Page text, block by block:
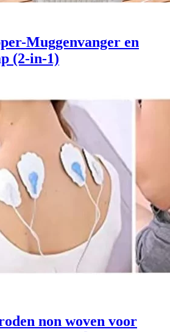
Muggenvanger en
(2-in-1)
non woven voor